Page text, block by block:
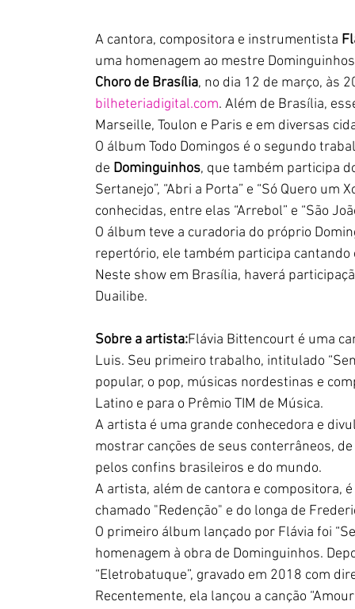
A cantora, compositora e instrumentista
uma homenagem ao mestre
Choro de Brasília, no dia 12 de março, às
bilheteriadigital.com. Além de Brasília,
Marseille, Toulon e Paris e em diversas
O álbum Todo Domingos é o segundo
de Dominguinhos, que também participa
Sertanejo”, “Abri a Porta” e “Só Quero
conhecidas, entre elas “Arrebol” e “São
O álbum teve a curadoria do próprio
repertório, ele também participa cantando
Neste show em Brasília, haverá
Duailibe.
Sobre a artista:Flávia Bittencourt é uma
Luis. Seu primeiro trabalho, intitulado
popular, o pop, músicas nordestinas e
Latino e para o Prêmio TIM de Música.
A artista é uma grande conhecedora e
mostrar canções de seus conterrâneos,
pelos confins brasileiros e do mundo.
A artista, além de cantora e compositora,
chamado "Redenção" e do longa de
O primeiro álbum lançado por Flávia foi
homenagem à obra de Dominguinhos.
“Eletrobatuque”, gravado em 2018 com
Recentemente, ela lançou a canção